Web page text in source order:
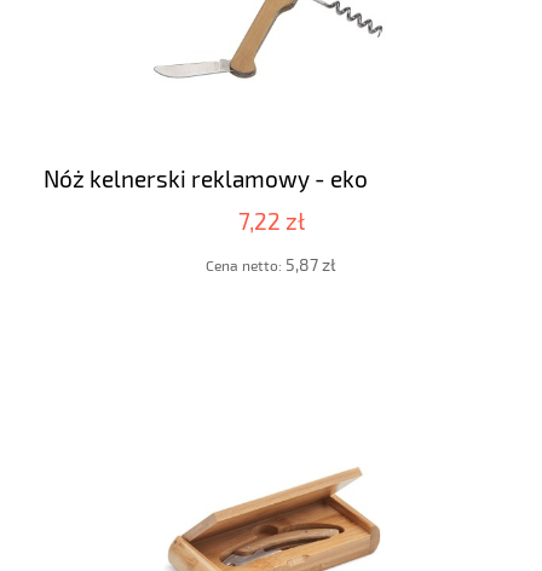
Nóż kelnerski reklamowy - eko
7,22 zł
Cena netto: 5,87 zł